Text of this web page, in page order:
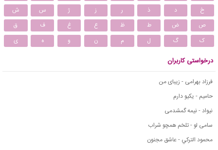
خ
د ذ ر ز ژ س
ش
ص
ض ط ظ ع غ ف
ق
ک
گ ل م ن و ه ی
درخواستی کاربران
فرزاد بهرامی - زیبای من
حامیم - یکیو دارم
نیواد - نیمه گمشدمی
سامی لو - تلخم همچو شراب
محمود التركي - عاشق مجنون